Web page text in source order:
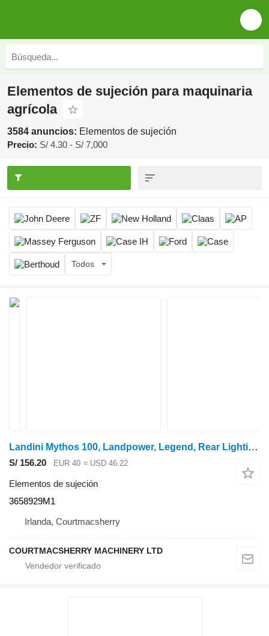
Elementos de sujeción para maquinaria
agrícola
3584 anuncios: Elementos de sujeción
Precio: S/ 4.30 - S/ 7,000
Todos
Landini Mythos 100, Landpower, Legend, Rear Lighting Bracket, Plate 3658 3658929M1 para tractor de ruedas
S/ 156.20 EUR 40 ≈ USD 46.22
Elementos de sujeción
3658929M1
Irlanda, Courtmacsherry
COURTMACSHERRY MACHINERY LTD